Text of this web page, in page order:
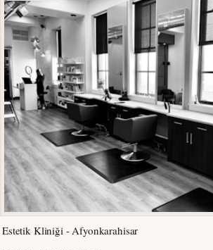
Estetik Kliniği - Afyonkarahisar